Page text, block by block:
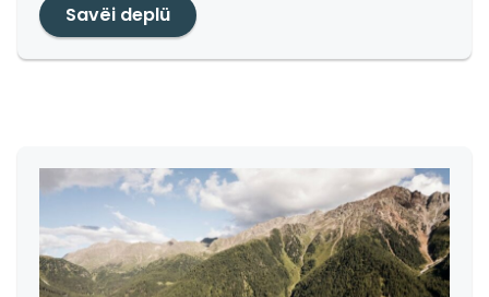
Savëi deplü